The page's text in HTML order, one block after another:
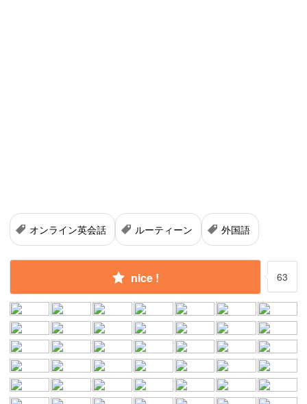
オンライン英会話 ルーティーン 外国語
nice ! 63